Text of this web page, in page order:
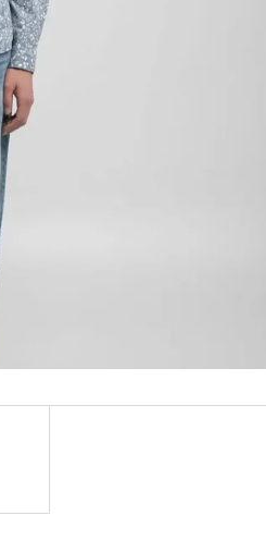
S KRÁTKÝM